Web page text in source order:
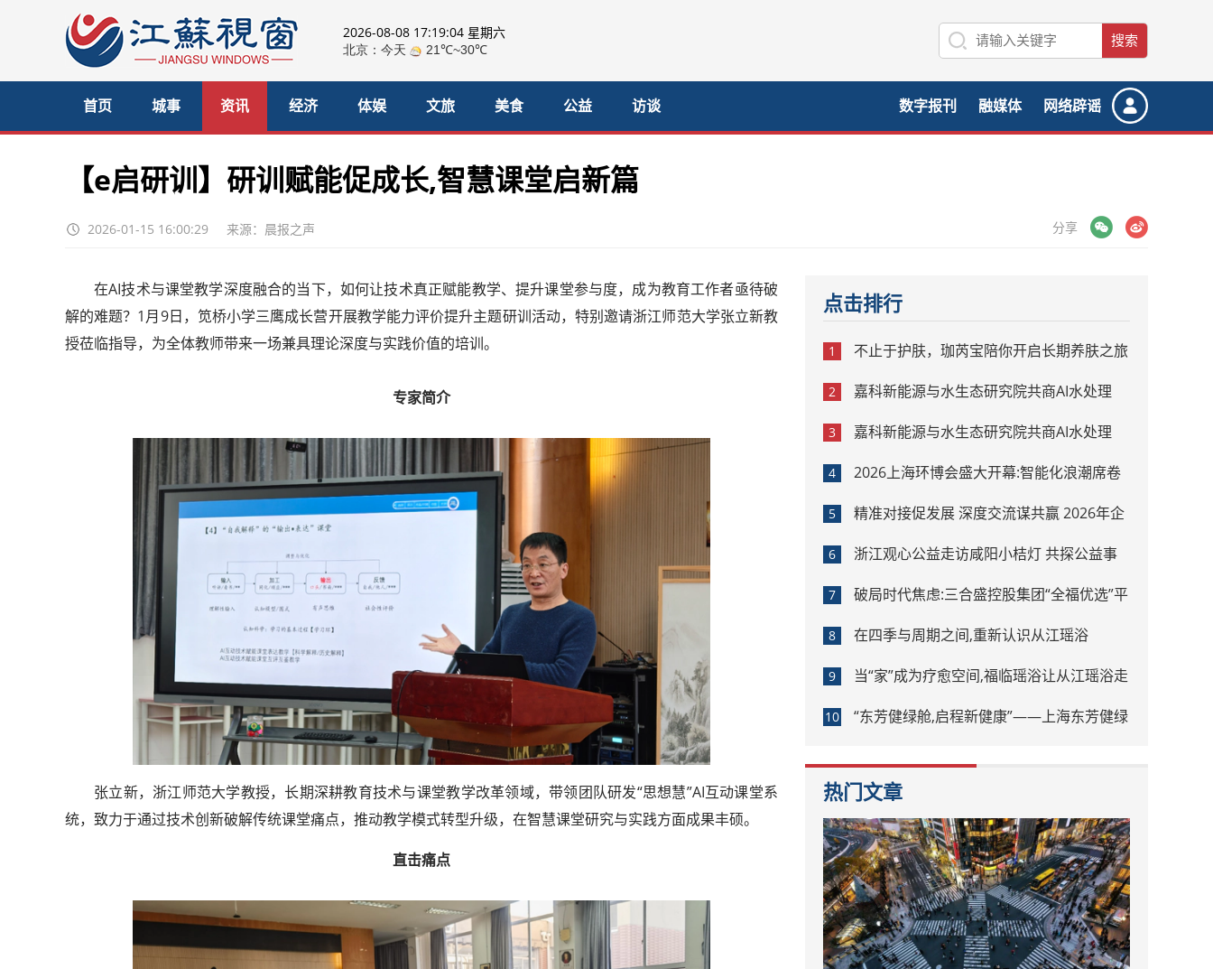
2026-08-08 17:19:06 星期六
首页 城事 资讯 经济 体娱 文旅 美食 公益 访谈 数字报刊 融媒体 网络辟谣
【e启研训】研训赋能促成长,智慧课堂启新篇
2026-01-15 16:00:29 来源：晨报之声 分享
微博
在AI技术与课堂教学深度融合的当下，如何让技术真正赋能教学、提升课堂参与度，成为教育工作者亟待破
解的难题？1月9日，笕桥小学三鹰成长营开展教学能力评价提升主题研训活动，特别邀请浙江师范大学张立新教
授莅临指导，为全体教师带来一场兼具理论深度与实践价值的培训。
专家简介
张立新，浙江师范大学教授，长期深耕教育技术与课堂教学改革领域，带领团队研发“思想慧”AI互动课堂系
统，致力于通过技术创新破解传统课堂痛点，推动教学模式转型升级，在智慧课堂研究与实践方面成果丰硕。
直击痛点
点击排行
1 不止于护肤，珈芮宝陪你开启长期养肤之旅
2 嘉科新能源与水生态研究院共商AI水处理
3 嘉科新能源与水生态研究院共商AI水处理
4 2026上海环博会盛大开幕:智能化浪潮席卷
环保产业
5 精准对接促发展 深度交流谋共赢 2026年企
业投融资交流活动第二期圆满举行
6 浙江观心公益走访咸阳小桔灯 共探公益事
业可持续发展新路径
7 破局时代焦虑:三合盛控股集团“全福优选”平
台正式启航
8 在四季与周期之间,重新认识从江瑶浴
9 当“家”成为疗愈空间,福临瑶浴让从江瑶浴走
进日常生活
10 “东芳健绿舱,启程新健康”——上海东芳健绿
热门文章